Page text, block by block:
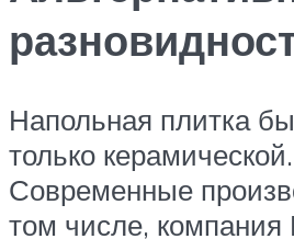
Напольная плитка
только керамической.
Современные
том числе, компания